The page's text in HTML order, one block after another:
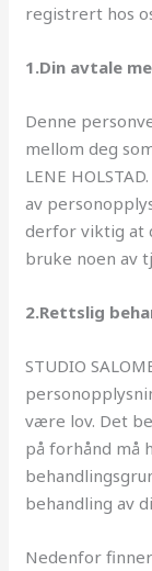
registrert hos
1.Din avtale
Denne
mellom deg
LENE
av
derfor viktig at
bruke noen av
2.Rettslig
STUDIO
være lov. Det
på forhånd må
behandling av
Nedenfor